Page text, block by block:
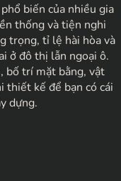
biến của nhiều gia
thống và tiện nghi
trọng, tỉ lệ hài hòa và
ở đô thị lẫn ngoại ô.
bố trí mặt bằng, vật
thiết kế để bạn có cái
dựng.